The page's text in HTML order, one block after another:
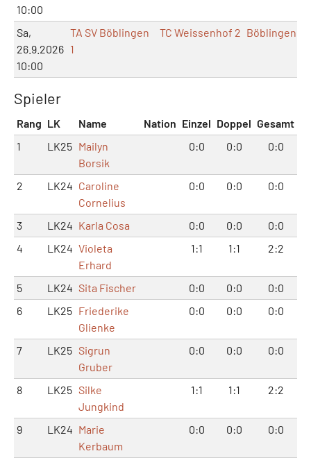
10:00
Sa,
26.9.2026
10:00
TA SV Böblingen
1
TC Weissenhof 2 Böblingen
Spieler
Rang LK Name Nation Einzel Doppel Gesamt
1
LK25 Mailyn
Borsik
0:0 0:0 0:0
2 LK24 Caroline
Cornelius
0:0 0:0 0:0
3 LK24 Karla Cosa 0:0 0:0
0:0
4
LK24 Violeta
Erhard
1:1 1:1 2:2
5 LK24 Sita Fischer 0:0 0:0
0:0
6
LK25 Friederike
Glienke
0:0 0:0 0:0
7 LK25 Sigrun
Gruber
0:0 0:0 0:0
8 LK25 Silke
Jungkind
1:1 1:1 2:2
9 LK24 Marie
Kerbaum
0:0 0:0 0:0